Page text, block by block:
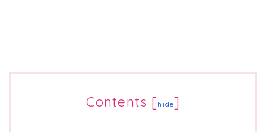
Contents [hide]